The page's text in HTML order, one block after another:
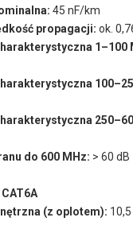
45 nF/km
propagacji: ok.
1–100
do 600 MHz: > 60 dB
(z oplotem):